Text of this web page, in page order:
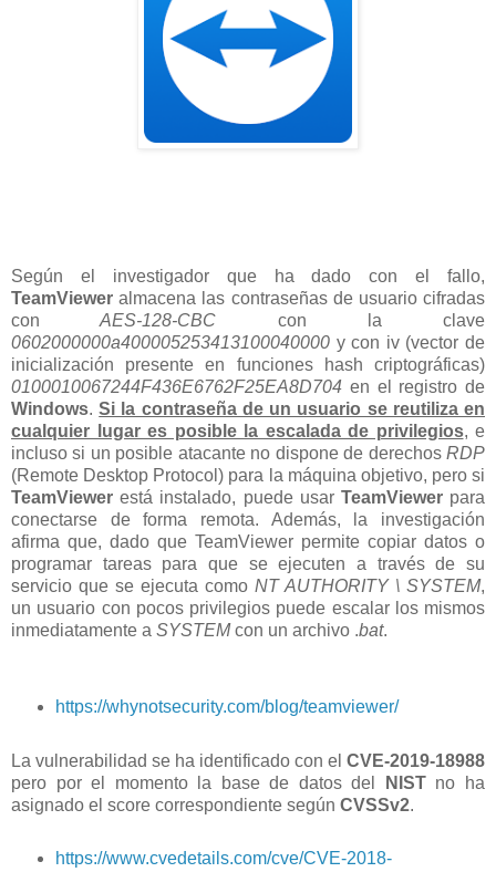
Según el investigador que ha dado con el fallo,
TeamViewer almacena las contraseñas de usuario cifradas
con AES-128-CBC con la clave
0602000000a400005253413100040000 y con iv (vector de
inicialización presente en funciones hash criptográficas)
0100010067244F436E6762F25EA8D704 en el registro de
Windows.Si la contraseña de un usuario se reutiliza en
cualquier lugar es posible la escalada de privilegios, e
incluso si un posible atacante no dispone de derechos RDP
(Remote Desktop Protocol) para la máquina objetivo, pero si
TeamViewer está instalado, puede usar TeamViewerpara
conectarse de forma remota. Además, la investigación
afirma que, dado que TeamViewer permite copiar datos o
programar tareas para que se ejecuten a través de su
servicio que se ejecuta como NT AUTHORITY \ SYSTEM,
un usuario con pocos privilegios puede escalar los mismos
inmediatamente a SYSTEMcon un archivo .bat.
https://whynotsecurity.com/blog/teamviewer/
La vulnerabilidad se ha identificado con el CVE-2019-18988
pero por el momento la base de datos del
NISTno ha
asignado el score correspondiente según CVSSv2.
https://www.cvedetails.com/cve/CVE-2018-